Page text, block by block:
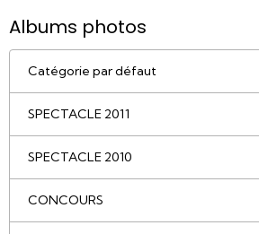
Albums photos
Catégorie par défaut
SPECTACLE 2011
SPECTACLE 2010
CONCOURS